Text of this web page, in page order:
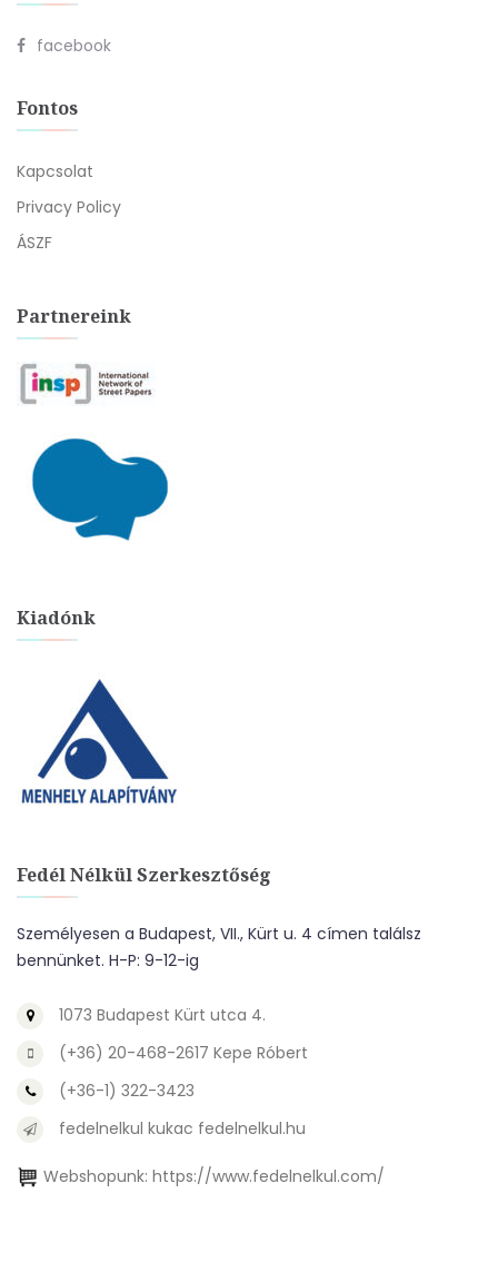
facebook
Fontos
Kapcsolat
Privacy Policy
ÁSZF
Partnereink
Kiadónk
Fedél Nélkül Szerkesztőség
Személyesen a Budapest, VII., Kürt u. 4 címen találsz
bennünket. H-P: 9-12-ig
1073 Budapest Kürt utca 4.
(+36) 20-468-2617 Kepe Róbert
(+36-1) 322-3423
fedelnelkul kukac fedelnelkul.hu
Webshopunk: https://www.fedelnelkul.com/